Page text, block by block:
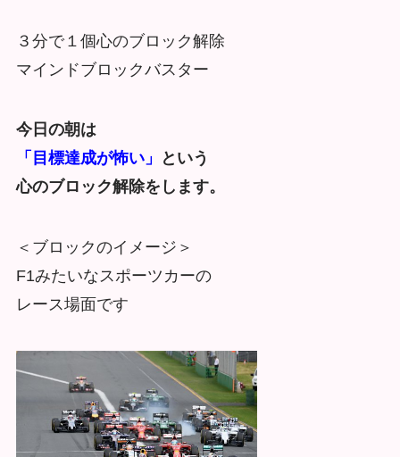
３分で１個心のブロック解除
マインドブロックバスター
今日の朝は
「目標達成が怖い」
という
心のブロック解除をします。
＜ブロックのイメージ＞
F1みたいなスポーツカーの
レース場面です